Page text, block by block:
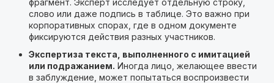
фрагмент. Эксперт исследует отдельную строку,
слово или даже подпись в таблице. Это важно при
корпоративных спорах, где в одном документе
фиксируются действия разных участников.
Экспертиза текста, выполненного с имитацией
или подражанием. Иногда лицо, желающее ввести
в заблуждение, может попытаться воспроизвести